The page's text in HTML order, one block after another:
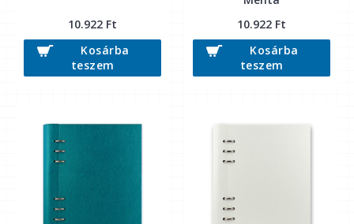
10.922 Ft
Kosárba
teszem
10.922 Ft
Kosárba
teszem